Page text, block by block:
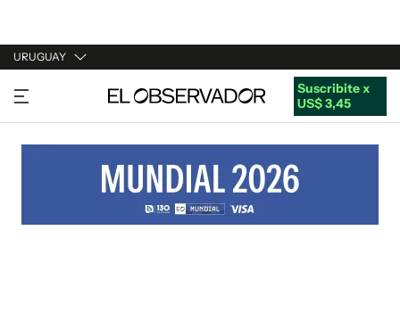
URUGUAY
URUGUAY
ARGENTINA
ESTADOS UNIDOS
Suscribite x
US$ 3,45